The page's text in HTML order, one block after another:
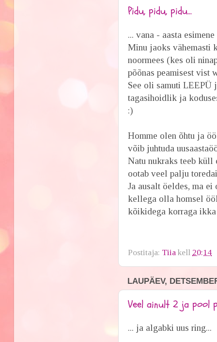
Pidu, pidu, pidu...
... vana - aasta
Minu jaoks vähemasti
noormees (kes oli
põõnas peamisest vist
See oli samuti LEEPÜ
tagasihoidlik ja
:)
Homme olen õhtu ja
võib juhtuda
Natu nukraks teeb küll
ootab veel palju
Ja ausalt öeldes, ma
kellega olla homsel
kõikidega korraga
Postitaja: Tiia kell 20:14
LAUPÄEV,
Veel ainult 2 ja pool
... ja algabki uus ring...